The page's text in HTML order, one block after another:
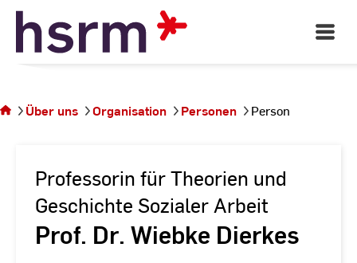
Skip
Content
Open
Main
sich auf
der
Über uns Organisation Personen Person
Professorin für Theorien und
Geschichte Sozialer Arbeit
Prof. Dr. Wiebke Dierkes